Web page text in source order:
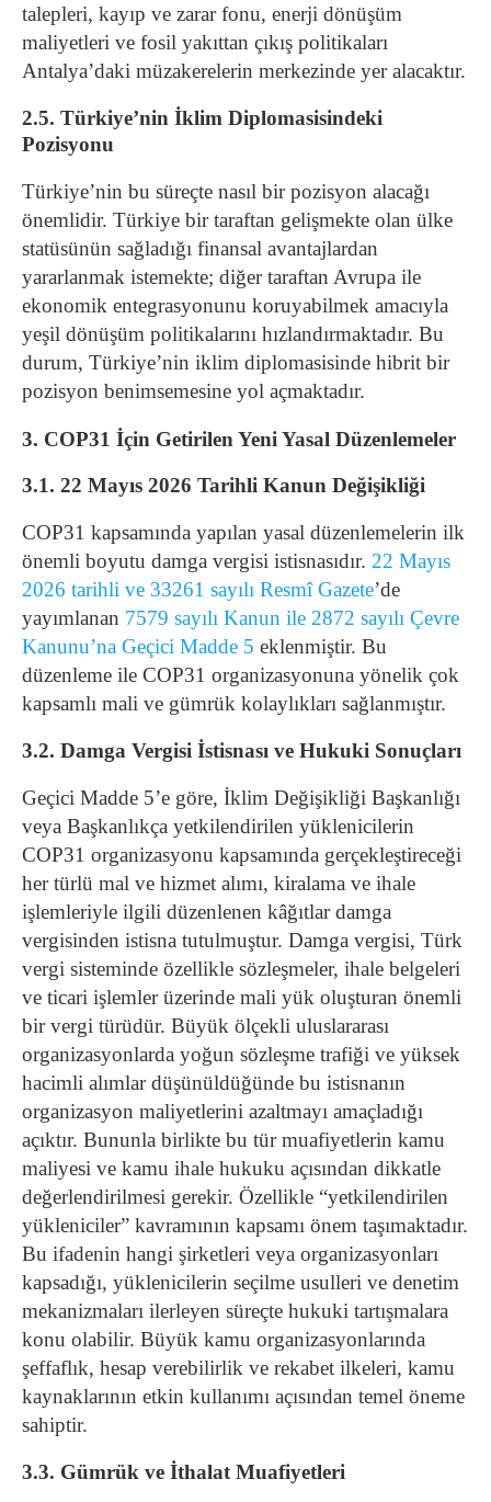
talepleri, kayıp ve zarar fonu, enerji dönüşüm
maliyetleri ve fosil yakıttan çıkış politikaları
Antalya’daki müzakerelerin merkezinde yer alacaktır.
2.5. Türkiye’nin İklim Diplomasisindeki
Pozisyonu
Türkiye’nin bu süreçte nasıl bir pozisyon alacağı
önemlidir. Türkiye bir taraftan gelişmekte olan ülke
statüsünün sağladığı finansal avantajlardan
yararlanmak istemekte; diğer taraftan Avrupa ile
ekonomik entegrasyonunu koruyabilmek amacıyla
yeşil dönüşüm politikalarını hızlandırmaktadır. Bu
durum, Türkiye’nin iklim diplomasisinde hibrit bir
pozisyon benimsemesine yol açmaktadır.
3. COP31 İçin Getirilen Yeni Yasal Düzenlemeler
3.1. 22 Mayıs 2026 Tarihli Kanun Değişikliği
COP31 kapsamında yapılan yasal düzenlemelerin ilk
önemli boyutu damga vergisi istisnasıdır. 22 Mayıs
2026 tarihli ve 33261 sayılı Resmî Gazete’de
yayımlanan 7579 sayılı Kanun ile 2872 sayılı Çevre
Kanunu’na Geçici Madde 5 eklenmiştir. Bu
düzenleme ile COP31 organizasyonuna yönelik çok
kapsamlı mali ve gümrük kolaylıkları sağlanmıştır.
3.2. Damga Vergisi İstisnası ve Hukuki Sonuçları
Geçici Madde 5’e göre, İklim Değişikliği Başkanlığı
veya Başkanlıkça yetkilendirilen yüklenicilerin
COP31 organizasyonu kapsamında gerçekleştireceği
her türlü mal ve hizmet alımı, kiralama ve ihale
işlemleriyle ilgili düzenlenen kâğıtlar damga
vergisinden istisna tutulmuştur. Damga vergisi, Türk
vergi sisteminde özellikle sözleşmeler, ihale belgeleri
ve ticari işlemler üzerinde mali yük oluşturan önemli
bir vergi türüdür. Büyük ölçekli uluslararası
organizasyonlarda yoğun sözleşme trafiği ve yüksek
hacimli alımlar düşünüldüğünde bu istisnanın
organizasyon maliyetlerini azaltmayı amaçladığı
açıktır. Bununla birlikte bu tür muafiyetlerin kamu
maliyesi ve kamu ihale hukuku açısından dikkatle
değerlendirilmesi gerekir. Özellikle “yetkilendirilen
yükleniciler” kavramının kapsamı önem taşımaktadır.
Bu ifadenin hangi şirketleri veya organizasyonları
kapsadığı, yüklenicilerin seçilme usulleri ve denetim
mekanizmaları ilerleyen süreçte hukuki tartışmalara
konu olabilir. Büyük kamu organizasyonlarında
şeffaflık, hesap verebilirlik ve rekabet ilkeleri, kamu
kaynaklarının etkin kullanımı açısından temel öneme
sahiptir.
3.3. Gümrük ve İthalat Muafiyetleri